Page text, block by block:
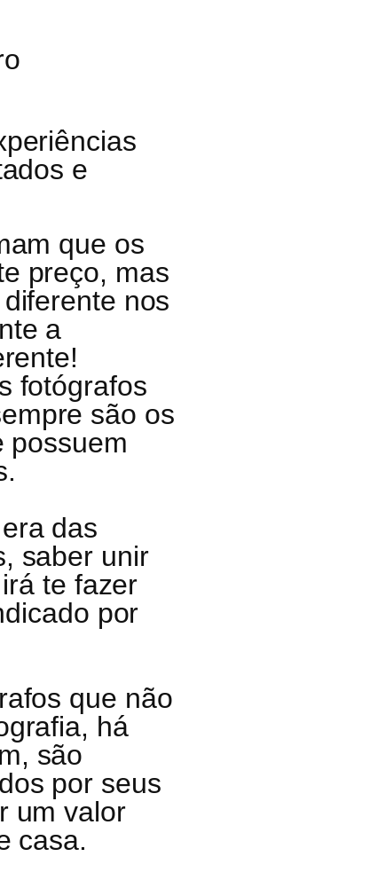
e
que os
preço, mas
nos
a
fotógrafos
são os
possuem
das
saber unir
te fazer
por
que não
há
são
por seus
um valor
casa.